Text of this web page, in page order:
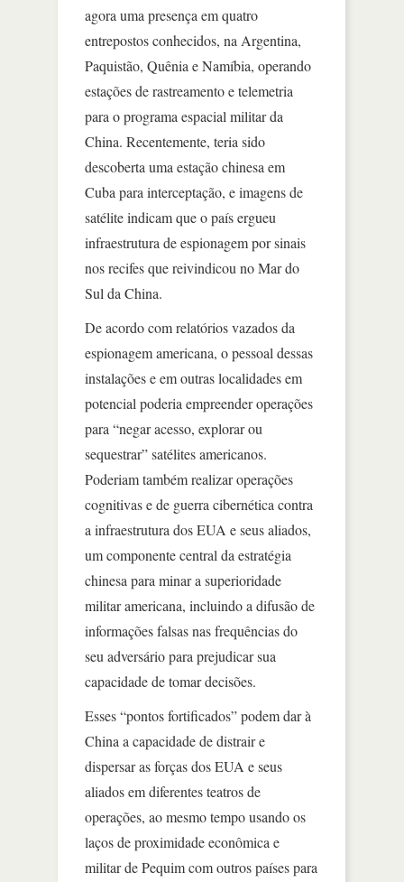
agora uma presença em quatro
entrepostos conhecidos, na Argentina,
Paquistão, Quênia e Namíbia, operando
estações de rastreamento e telemetria
para o programa espacial militar da
China. Recentemente, teria sido
descoberta uma estação chinesa em
Cuba para interceptação, e imagens de
satélite indicam que o país ergueu
infraestrutura de espionagem por sinais
nos recifes que reivindicou no Mar do
Sul da China.
De acordo com relatórios vazados da
espionagem americana, o pessoal dessas
instalações e em outras localidades em
potencial poderia empreender operações
para “negar acesso, explorar ou
sequestrar” satélites americanos.
Poderiam também realizar operações
cognitivas e de guerra cibernética contra
a infraestrutura dos EUA e seus aliados,
um componente central da estratégia
chinesa para minar a superioridade
militar americana, incluindo a difusão de
informações falsas nas frequências do
seu adversário para prejudicar sua
capacidade de tomar decisões.
Esses “pontos fortificados” podem dar à
China a capacidade de distrair e
dispersar as forças dos EUA e seus
aliados em diferentes teatros de
operações, ao mesmo tempo usando os
laços de proximidade econômica e
militar de Pequim com outros países para